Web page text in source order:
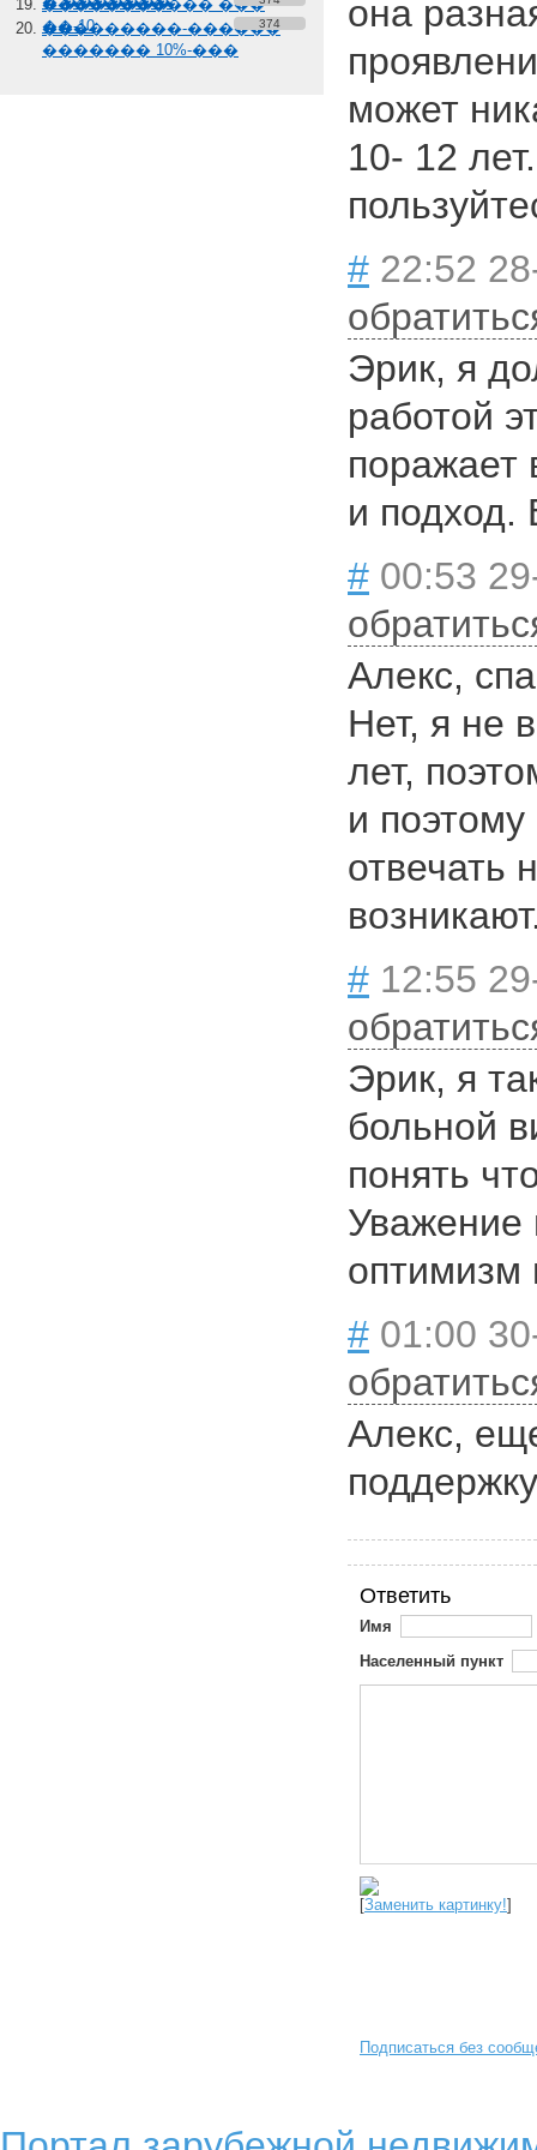
����������� ���
��-10
���������-������
������� 10%-���
374
она
может
10- 12
# 22:52
Эрик, я
работой
поражает
и подход.
# 00:53
Алекс,
Нет, я не
лет,
и
отвечать
# 12:55
Эрик, я
больной
понять
Уважение
оптимизм
# 01:00
Алекс,
Ответить
Имя
Населенный пункт
[Заменить картинку!]
Подписаться без